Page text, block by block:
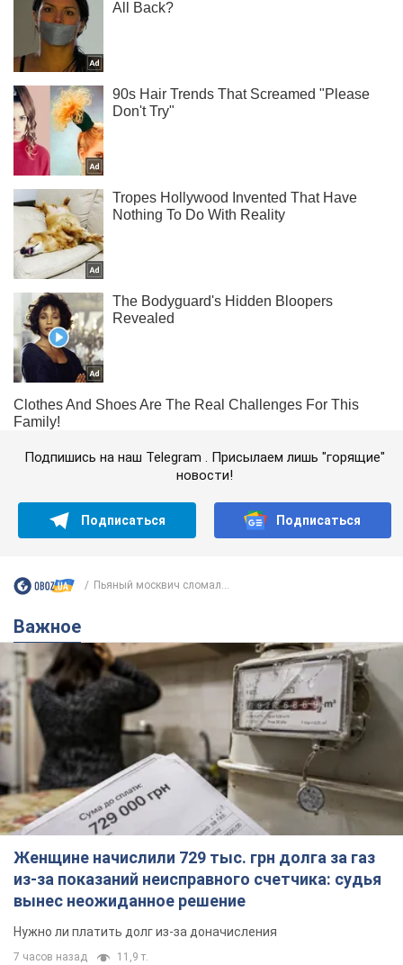
Подпишись на наш Telegram . Присылаем лишь "горящие"
новости!
Подписаться Подписаться
Пьяный москвич сломал...
Важное
Женщине начислили 729 тыс. грн долга за газ
из-за показаний неисправного счетчика: судья
вынес неожиданное решение
Нужно ли платить долг из-за доначисления
7 часов назад 11,9 т.